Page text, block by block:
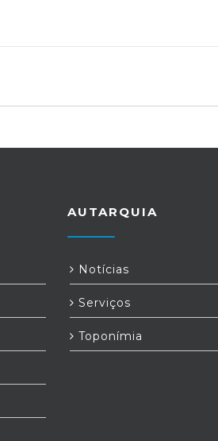
AUTARQUIA
Notícias
Serviços
Toponímia